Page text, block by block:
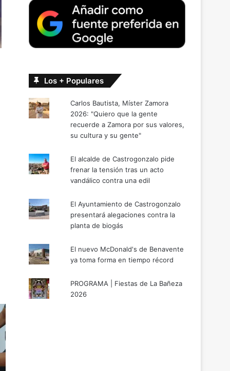
Los + Populares
Carlos Bautista, Míster Zamora
2026: "Quiero que la gente
recuerde a Zamora por sus valores,
su cultura y su gente"
El alcalde de Castrogonzalo pide
frenar la tensión tras un acto
vandálico contra una edil
El Ayuntamiento de Castrogonzalo
presentará alegaciones contra la
planta de biogás
El nuevo McDonald's de Benavente
ya toma forma en tiempo récord
PROGRAMA | Fiestas de La Bañeza
2026